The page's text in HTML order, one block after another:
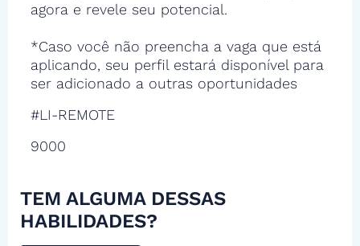
agora e revele seu potencial.
*Caso você não preencha a vaga que está
aplicando, seu perfil estará disponível para
ser adicionado a outras oportunidades
#LI-REMOTE
9000
TEM ALGUMA DESSAS
HABILIDADES?